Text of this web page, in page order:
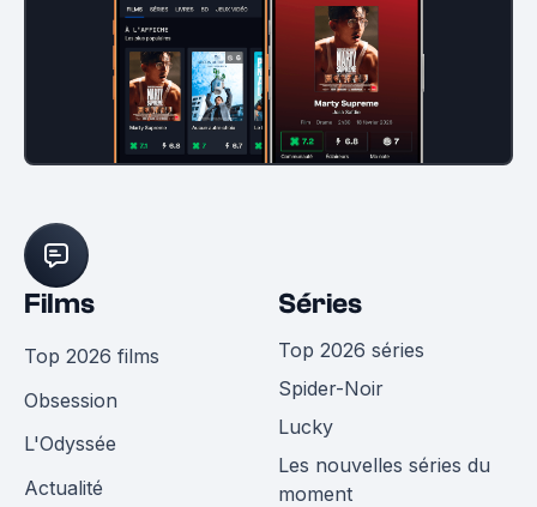
Films
Top 2026 films
Obsession
L'Odyssée
Actualité
Séries
Top 2026 séries
Spider-Noir
Lucky
Les nouvelles séries du
moment